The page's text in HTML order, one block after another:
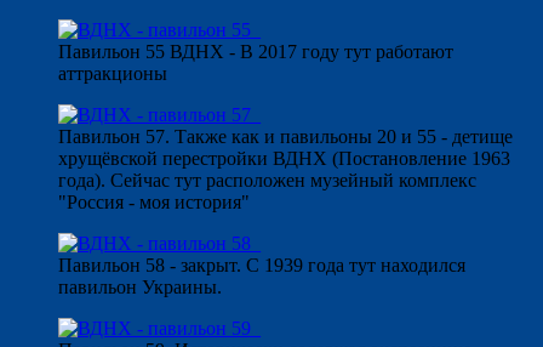
Павильон 55 ВДНХ - В 2017 году тут работают
аттракционы
Павильон 57. Также как и павильоны 20 и 55 - детище
хрущёвской перестройки ВДНХ (Постановление 1963
года). Сейчас тут расположен музейный комплекс
"Россия - моя история"
Павильон 58 - закрыт. С 1939 года тут находился
павильон Украины.